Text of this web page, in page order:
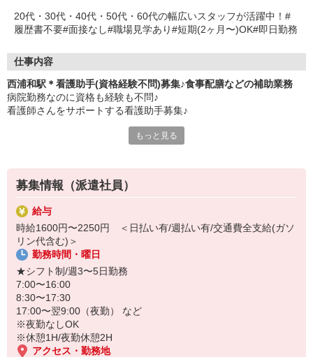
20代・30代・40代・50代・60代の幅広いスタッフが活躍中！#
履歴書不要#面接なし#職場見学あり#短期(2ヶ月〜)OK#即日勤務
仕事内容
西浦和駅＊看護助手(資格経験不問)募集♪食事配膳などの補助業務
病院勤務なのに資格も経験も不問♪
看護師さんをサポートする看護助手募集♪
・備品の在庫確認や発注
・患者さんに合わせた生活介助 など
年齢不問/性別不問/学歴不問！
大切なのは「人の役に立ちたい」という気持ちです◎
病院でのお仕事に興味がある方はぜひご応募ください^^
もっと見る
募集情報（派遣社員）
給与
時給1600円〜2250円 ＜日払い有/週払い有/交通費全支給(ガソ
リン代含む)＞
勤務時間・曜日
★シフト制/週3〜5日勤務
7:00〜16:00
8:30〜17:30
17:00〜翌9:00（夜勤） など
※夜勤なしOK
※休憩1H/夜勤休憩2H
アクセス・勤務地